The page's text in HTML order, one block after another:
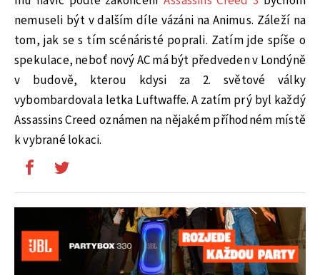
nemuseli být v dalším díle vázáni na Animus. Záleží na
tom, jak se s tím scénáristé poprali. Zatím jde spíše o
spekulace, neboť nový AC má být předveden v Londýně
v budově, kterou kdysi za 2. světové války
vybombardovala letka Luftwaffe. A zatím prý byl každý
Assassins Creed oznámen na nějakém příhodném místě
k vybrané lokaci.